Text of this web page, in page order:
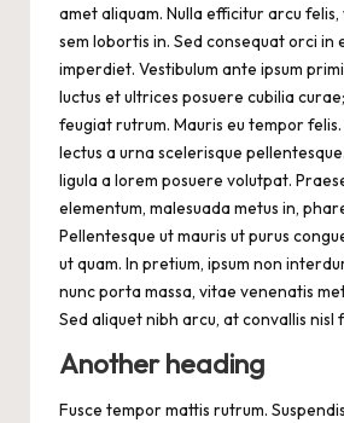
amet aliquam. Nulla efficitur arcu
sem lobortis in. Sed consequat orci in
imperdiet. Vestibulum ante ipsum
luctus et ultrices posuere cubilia
feugiat rutrum. Mauris eu tempor
lectus a urna scelerisque
ligula a lorem posuere volutpat.
elementum, malesuada metus in,
Pellentesque ut mauris ut purus
ut quam. In pretium, ipsum non
nunc porta massa, vitae venenatis
Sed aliquet nibh arcu, at convallis nisl
Another heading
Fusce tempor mattis rutrum.